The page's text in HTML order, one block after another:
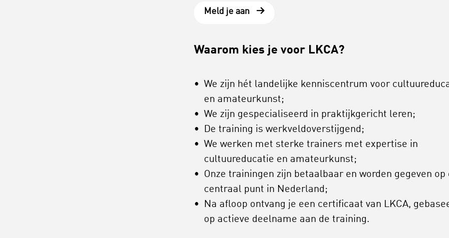
Meld je aan
Waarom kies je voor LKCA?
We zijn hét landelijke kenniscentrum voor
en amateurkunst;
We zijn gespecialiseerd in praktijkgericht leren;
De training is werkveldoverstijgend;
We werken met sterke trainers met expertise in
cultuureducatie en amateurkunst;
Onze trainingen zijn betaalbaar en worden gegeven op
centraal punt in Nederland;
Na afloop ontvang je een certificaat van LKCA,
op actieve deelname aan de training.